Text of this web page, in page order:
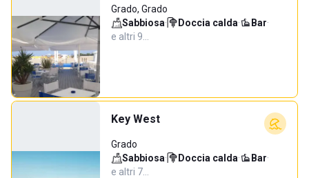
Grado, Grado
Sabbiosa· Doccia calda· Bar·
e altri 9…
Key West
Grado
Sabbiosa· Doccia calda· Bar·
e altri 7…